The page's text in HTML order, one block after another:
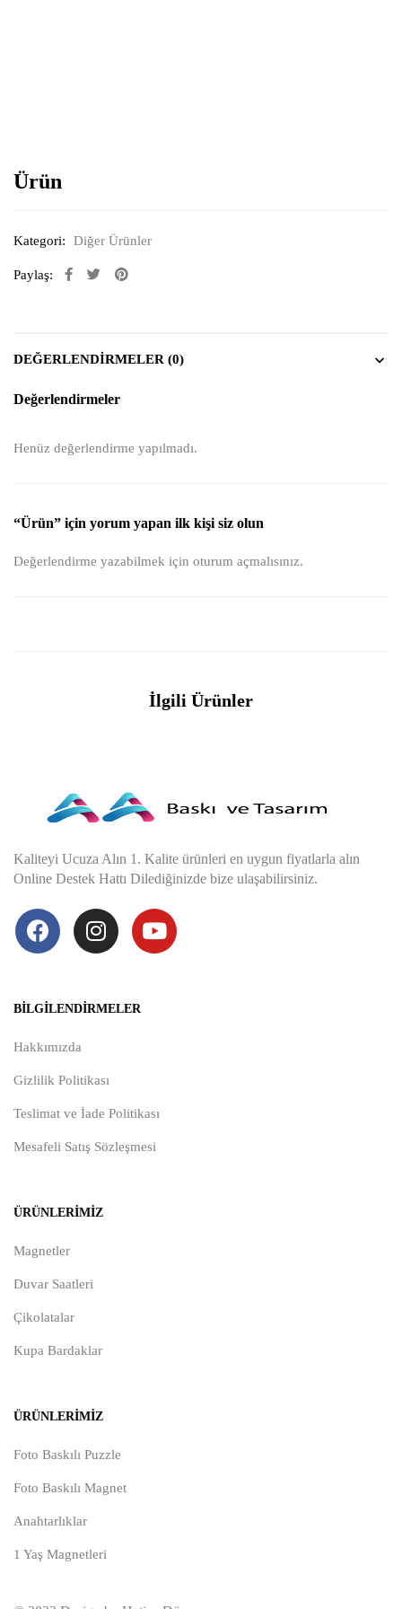
Ürün
Kategori: Diğer Ürünler
Paylaş:
DEĞERLENDIRMELER (0)
Değerlendirmeler
Henüz değerlendirme yapılmadı.
“Ürün” için yorum yapan ilk kişi siz olun
Değerlendirme yazabilmek için oturum açmalısınız.
İlgili Ürünler
Kaliteyi Ucuza Alın 1. Kalite ürünleri en uygun fiyatlarla alın
Online Destek Hattı Dilediğinizde bize ulaşabilirsiniz.
BILGILENDIRMELER
Hakkımızda
Gizlilik Politikası
Teslimat ve İade Politikası
Mesafeli Satış Sözleşmesi
ÜRÜNLERIMIZ
Magnetler
Duvar Saatleri
Çikolatalar
Kupa Bardaklar
ÜRÜNLERIMIZ
Foto Baskılı Puzzle
Foto Baskılı Magnet
Anahtarlıklar
1 Yaş Magnetleri